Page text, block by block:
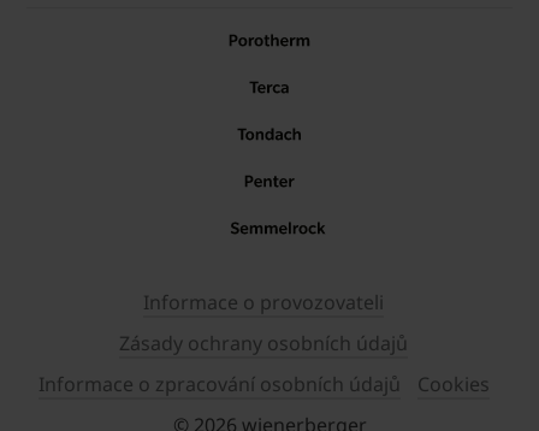
Informace o provozovateli
Zásady ochrany osobních údajů
Informace o zpracování osobních údajů
Cookies
© 2026 wienerberger